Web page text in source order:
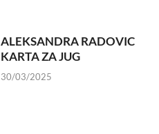
ALEKSANDRA RADOVIC
KARTA ZA JUG
30/03/2025